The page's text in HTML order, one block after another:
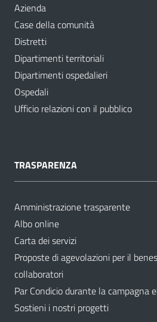
Azienda
Case della comunità
Distretti
Dipartimenti territoriali
Dipartimenti ospedalieri
Ospedali
Ufficio relazioni con il pubblico
TRASPARENZA
Amministrazione trasparente
Albo online
Carta dei servizi
Proposte di agevolazioni per il
collaboratori
Par Condicio durante la campagna
Sostieni i nostri progetti